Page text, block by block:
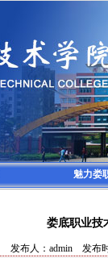
魅力娄
娄底职业技
发布人：admin 发布